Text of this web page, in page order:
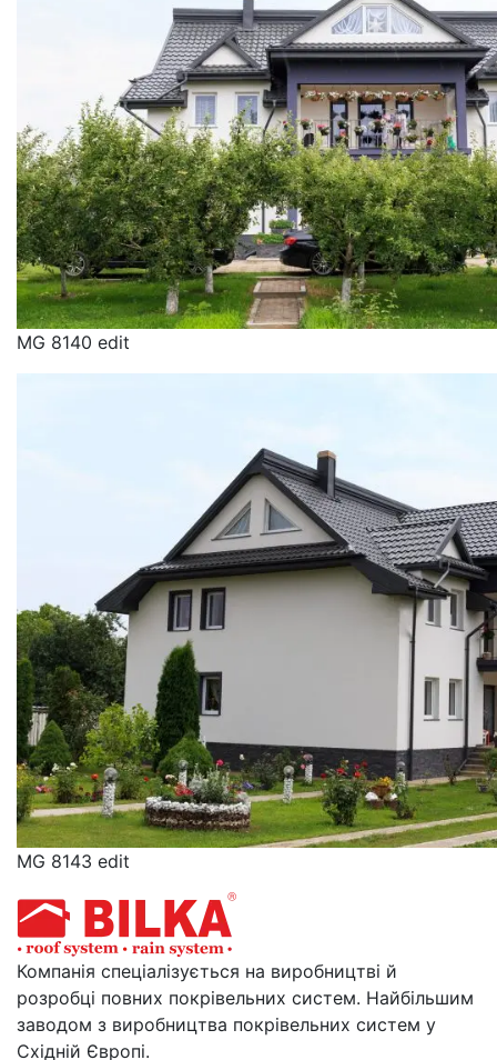
MG 8140 edit
MG 8143 edit
Компанія спеціалізується на виробництві й
розробці повних покрівельних систем. Найбільшим
заводом з виробництва покрівельних систем у
Східній Європі.